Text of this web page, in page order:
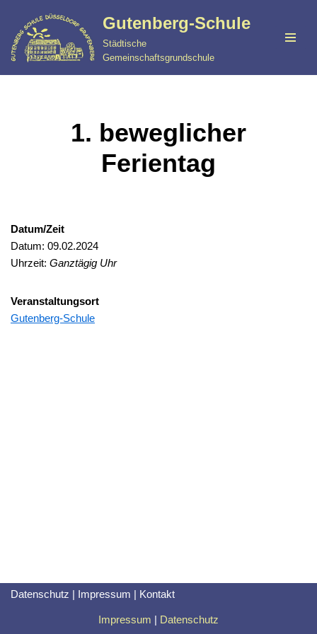
Zum
Inhalt
Gutenberg-Schule
Städtische
Gemeinschaftsgrundschule
1. beweglicher
Ferientag
Datum/Zeit
Datum: 09.02.2024
Uhrzeit: Ganztägig Uhr
Veranstaltungsort
Gutenberg-Schule
Datenschutz | Impressum | Kontakt
Impressum | Datenschutz